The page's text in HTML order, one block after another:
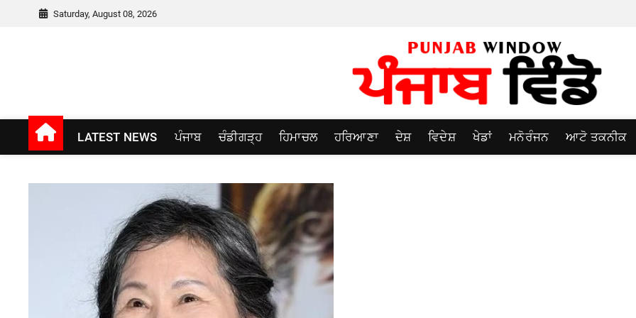
Saturday, August 08, 2026
Punjab window
LATEST NEWS ਪੰਜਾਬ ਚੰਡੀਗੜ੍ਹ ਹਿਮਾਚਲ ਹਰਿਆਣਾ ਦੇਸ਼ ਵਿਦੇਸ਼ ਖੇਡਾਂ ਮਨੋਰੰਜਨ ਆਟੋ ਤਕਨੀਕ